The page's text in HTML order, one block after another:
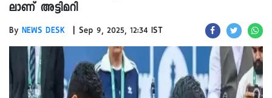
ലാണ് അട്ടിമറി
By NEWS DESK | Sep 9, 2025, 12:34 IST